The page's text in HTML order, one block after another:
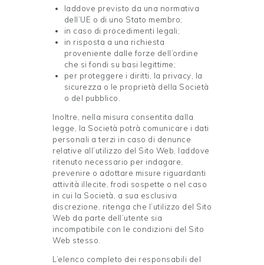
laddove previsto da una normativa
dell’UE o di uno Stato membro;
in caso di procedimenti legali;
in risposta a una richiesta
proveniente dalle forze dell’ordine
che si fondi su basi legittime;
per proteggere i diritti, la privacy, la
sicurezza o le proprietà della Società
o del pubblico.
Inoltre, nella misura consentita dalla
legge, la Società potrà comunicare i dati
personali a terzi in caso di denunce
relative all’utilizzo del Sito Web, laddove
ritenuto necessario per indagare,
prevenire o adottare misure riguardanti
attività illecite, frodi sospette o nel caso
in cui la Società, a sua esclusiva
discrezione, ritenga che l’utilizzo del Sito
Web da parte dell’utente sia
incompatibile con le condizioni del Sito
Web stesso.
L’elenco completo dei responsabili del